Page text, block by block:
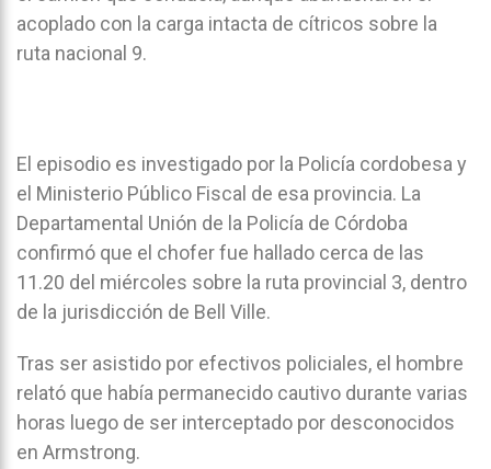
acoplado con la carga intacta de cítricos sobre la
ruta nacional 9.
El episodio es investigado por la Policía cordobesa y
el Ministerio Público Fiscal de esa provincia. La
Departamental Unión de la Policía de Córdoba
confirmó que el chofer fue hallado cerca de las
11.20 del miércoles sobre la ruta provincial 3, dentro
de la jurisdicción de Bell Ville.
Tras ser asistido por efectivos policiales, el hombre
relató que había permanecido cautivo durante varias
horas luego de ser interceptado por desconocidos
en Armstrong.